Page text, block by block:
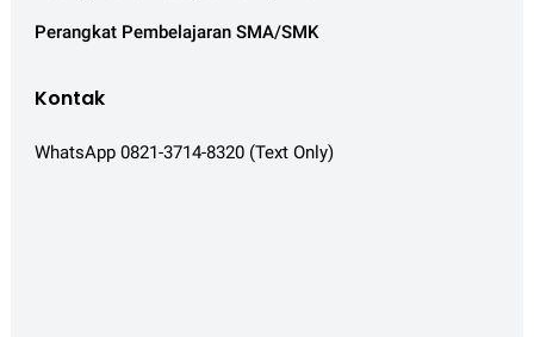
Perangkat Pembelajaran SMA/SMK
Kontak
WhatsApp 0821-3714-8320 (Text Only)